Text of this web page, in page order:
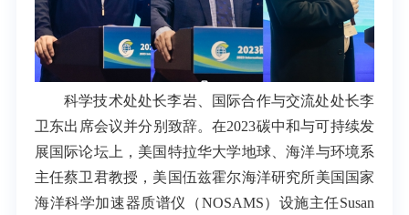
科学技术处处长李岩、国际合作与交流处处长李
卫东出席会议并分别致辞。在2023碳中和与可持续发
展国际论坛上，美国特拉华大学地球、海洋与环境系
主任蔡卫君教授，美国伍兹霍尔海洋研究所美国国家
海洋科学加速器质谱仪（NOSAMS）设施主任Susan